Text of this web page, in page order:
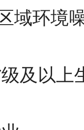
域环境
及以上